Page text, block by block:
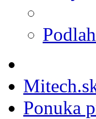
Ponuka